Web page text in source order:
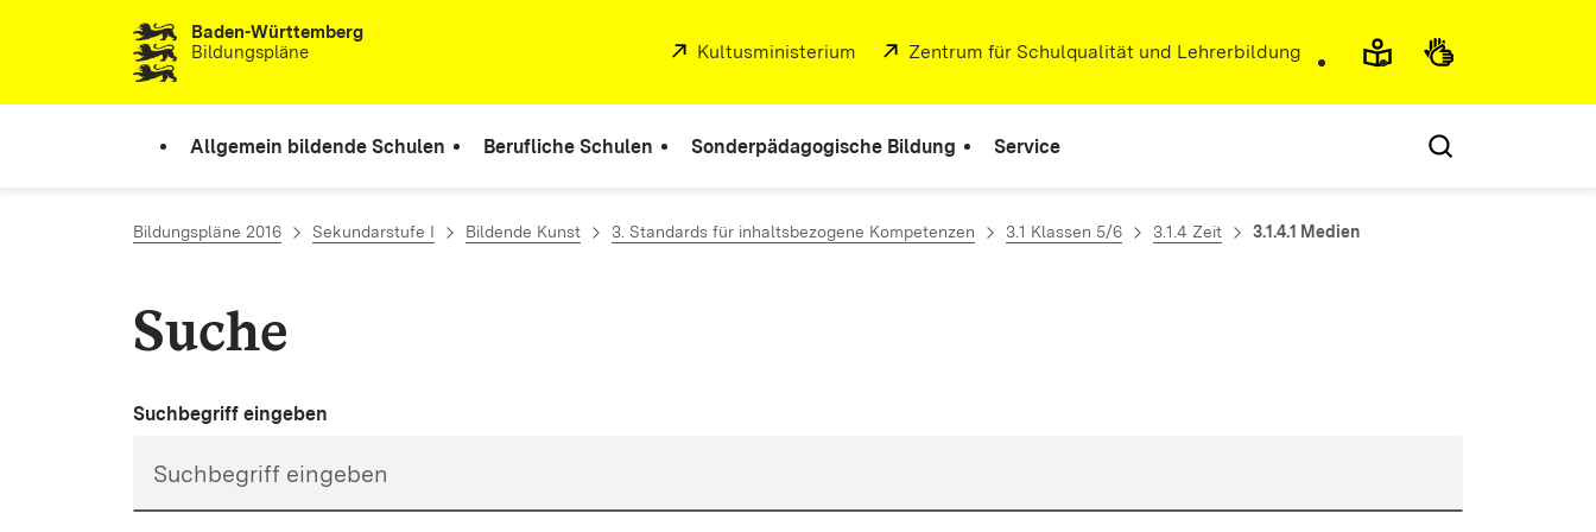
Zum Inhalt springenBaden-Württemberg
Bildungspläne
Extern:
Kultusministerium (Öffnet in neuem Fenster)
Extern:
Zentrum für Schulqualität und Lehrerbildung
Allgemein bildende Schulen Berufliche Schulen Sonderpädagogische Bildung Service
Bildungspläne 2016 Sekundarstufe I Bildende Kunst 3. Standards für inhaltsbezogene Kompetenzen 3.1 Klassen 5/6 3.1.4 Zeit 3.1.4.1 Medien
Suche
Suchbegriff eingeben